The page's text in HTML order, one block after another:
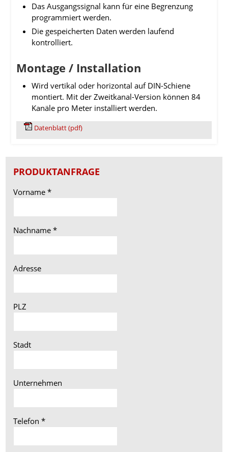
Das Ausgangssignal kann für eine Begrenzung
programmiert werden.
Die gespeicherten Daten werden laufend
kontrolliert.
Montage / Installation
Wird vertikal oder horizontal auf DIN-Schiene
montiert. Mit der Zweitkanal-Version können 84
Kanäle pro Meter installiert werden.
Datenblatt (pdf)
PRODUKTANFRAGE
Vorname*
Nachname*
Adresse
PLZ
Stadt
Unternehmen
Telefon*